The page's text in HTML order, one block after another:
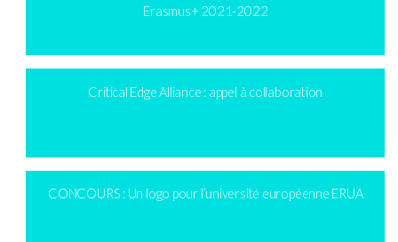
Erasmus+ 2021-2022
Critical Edge Alliance : appel à collaboration
CONCOURS : Un logo pour l’université européenne ERUA